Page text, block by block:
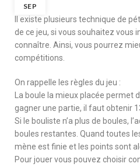
SEP
Il existe plusieurs technique de
de ce jeu, si vous souhaitez vous
connaître. Ainsi, vous pourrez
compétitions.
On rappelle les règles du jeu :
La boule la mieux placée permet
gagner une partie, il faut obtenir
Si le bouliste n’a plus de boules,
boules restantes. Quand toutes
mène est finie et les points sont
Pour jouer vous pouvez choisir